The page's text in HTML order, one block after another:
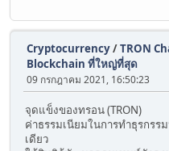
Cryptocurrency/TRON
Blockchain ที่ใหญ่ที่สุด
09 กรกฎาคม 2021, 16:50:23
จุดแข็งของทรอน (TRON)
ค่าธรรมเนียมในการทำธุรกร
เดียว